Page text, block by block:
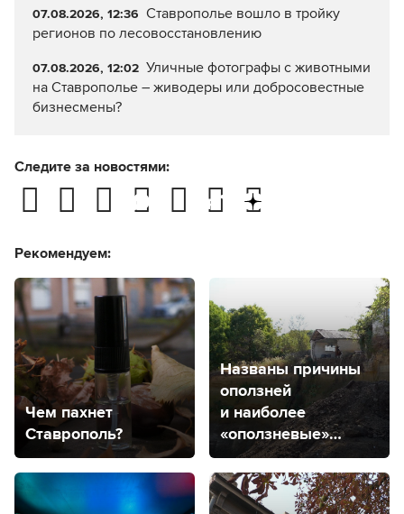
07.08.2026, 12:36 Ставрополье вошло в тройку
регионов по лесовосстановлению
07.08.2026, 12:02 Уличные фотографы с животными
на Ставрополье – живодеры или добросовестные
бизнесмены?
Следите за новостями:
Рекомендуем:
Чем пахнет
Ставрополь?
Названы причины
оползней
и наиболее
«оползневые»
районы
в Ставрополе